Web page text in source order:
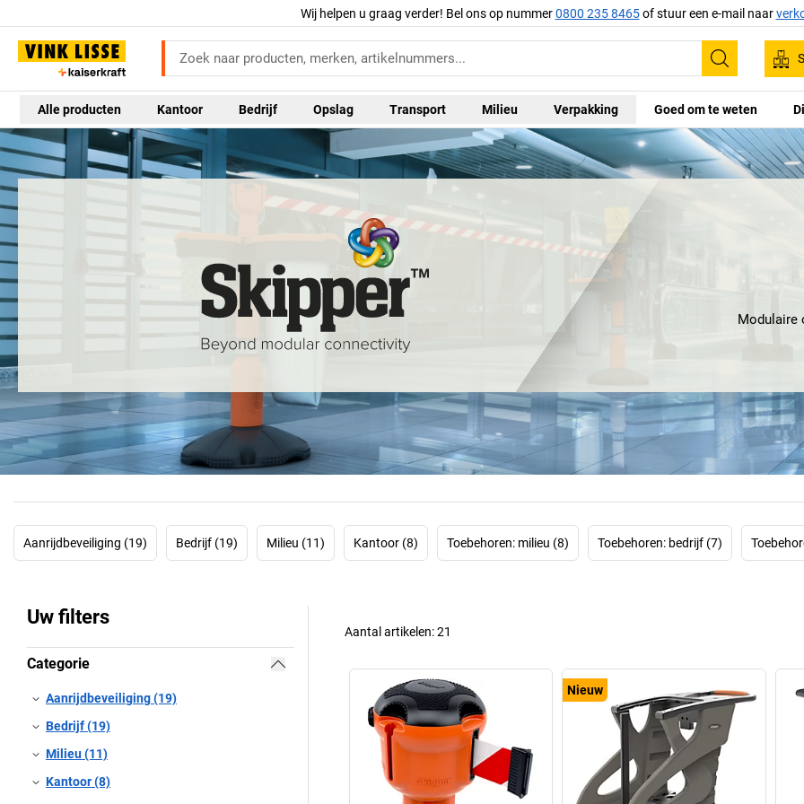
Wij helpen u graag verder! Bel ons op nummer0800 235 8465of stuur een e-mail naar
Zoeken
Alle producten Kantoor Bedrijf Opslag Transport Milieu Verpakking Goed om te weten
Modulaire
werkomgeving
Onze volledig
zijn ontwikkeld
Onze
Voor
Aanrijdbeveiliging (19) Bedrijf (19) Milieu (11) Kantoor (8) Toebehoren: milieu (8) Toebehoren: bedrijf (7)
Uw filters
Categorie
Aanrijdbeveiliging (19)
Bedrijf (19)
Milieu (11)
Kantoor (8)
Aantal artikelen:21
Nieuw